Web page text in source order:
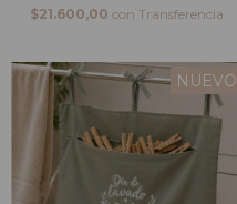
$21.600,00 con Transferencia
NUEVO